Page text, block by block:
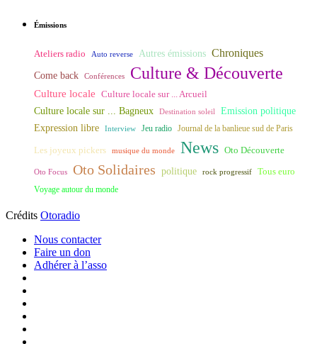
Émissions
Ateliers radio Auto reverse Autres émissions Chroniques
Come back Conférences Culture & Découverte
Culture locale Culture locale sur ... Arcueil
Culture locale sur ... Bagneux Destination soleil Emission politique
Expression libre Interview Jeu radio Journal de la banlieue sud de Paris
Les joyeux pickers musique du monde News Oto Découverte
Oto Focus Oto Solidaires politique rock progressif Tous euro
Voyage autour du monde
Crédits Otoradio
Nous contacter
Faire un don
Adhérer à l’asso